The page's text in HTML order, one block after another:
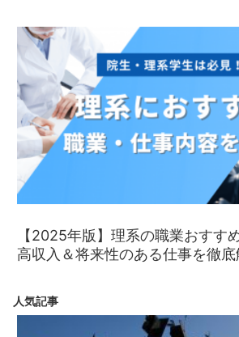
【2025年版】理系の職業おすす
高収入＆将来性のある仕事を徹底
人気記事